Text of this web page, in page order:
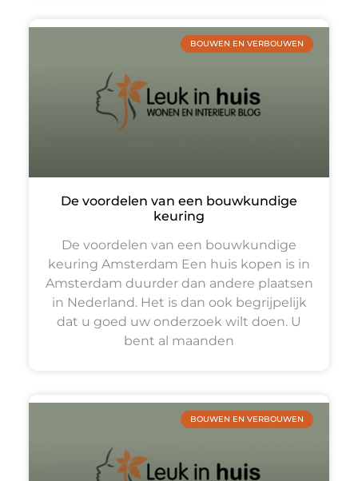
BOUWEN EN VERBOUWEN
De voordelen van een bouwkundige
keuring
De voordelen van een bouwkundige
keuring Amsterdam Een huis kopen is in
Amsterdam duurder dan andere plaatsen
in Nederland. Het is dan ook begrijpelijk
dat u goed uw onderzoek wilt doen. U
bent al maanden
BOUWEN EN VERBOUWEN